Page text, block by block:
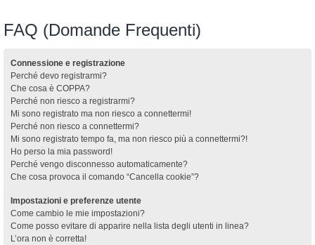
FAQ (Domande Frequenti)
Connessione e registrazione
Perché devo registrarmi?
Che cosa è COPPA?
Perché non riesco a registrarmi?
Mi sono registrato ma non riesco a connettermi!
Perché non riesco a connettermi?
Mi sono registrato tempo fa, ma non riesco più a connettermi?!
Ho perso la mia password!
Perché vengo disconnesso automaticamente?
Che cosa provoca il comando “Cancella cookie”?
Impostazioni e preferenze utente
Come cambio le mie impostazioni?
Come posso evitare di apparire nella lista degli utenti in linea?
L’ora non è corretta!